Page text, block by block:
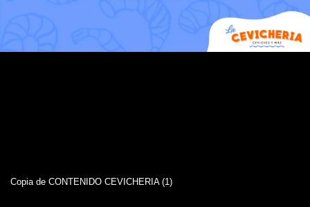
Copia de CONTENIDO CEVICHERIA (1)